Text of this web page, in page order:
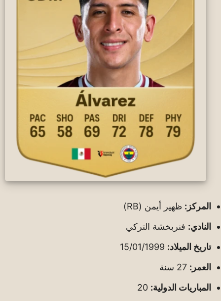
المركز: ظهير أيمن (RB)
النادي: فنربخشة التركي
تاريخ الميلاد:
العمر:
المباريات الدولية: